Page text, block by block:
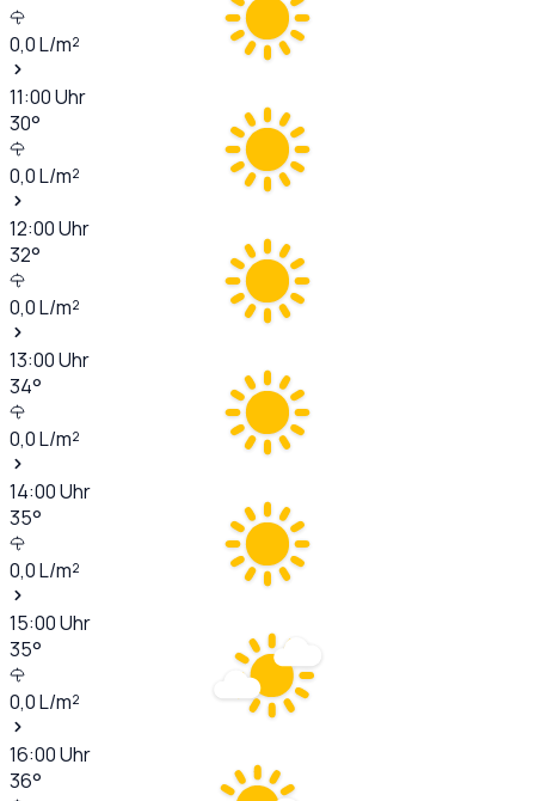
0,0L/m²
11:00Uhr
30°
0,0L/m²
12:00Uhr
32°
0,0L/m²
13:00Uhr
34°
0,0L/m²
14:00Uhr
35°
0,0L/m²
15:00Uhr
35°
0,0L/m²
16:00Uhr
36°